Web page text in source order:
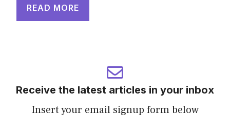
READ MORE
Receive the latest articles in your inbox
Insert your email signup form below